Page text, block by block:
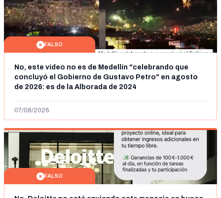
FALSO
No, este vídeo no es de Medellín "celebrando que
concluyó el Gobierno de Gustavo Petro" en agosto
de 2026: es de la Alborada de 2024
07/08/2026
FALSO